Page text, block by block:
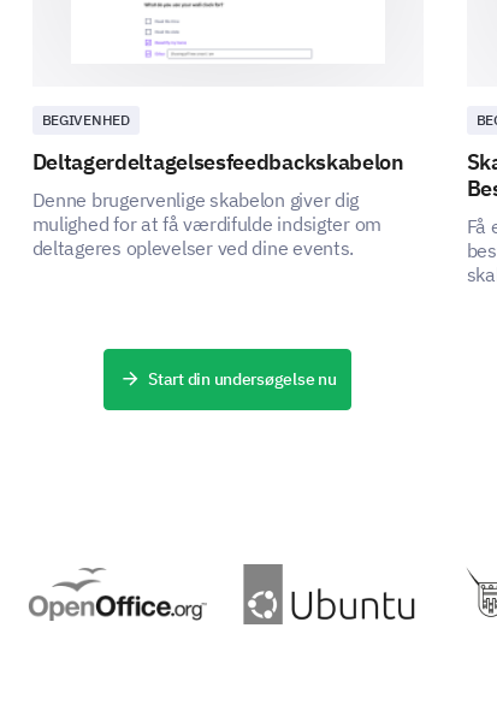
BEGIVENHED
Deltagerdeltagelsesfeedbackskabelon
Denne brugervenlige skabelon giver dig
mulighed for at få værdifulde indsigter om
deltageres oplevelser ved dine events.
Få
Start din undersøgelse nu